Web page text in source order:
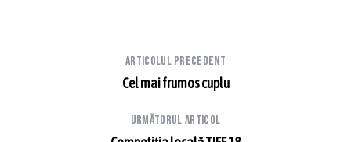
Articolul precedent
Cel mai frumos cuplu
Următorul articol